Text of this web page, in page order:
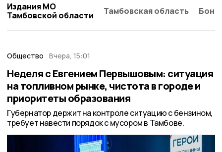
Издания МО
Тамбовской области
Тамбовская область
Общество Вчера, 15:01
Неделя с Евгением Первышовым: ситуация
на топливном рынке, чистота в городе и
приоритеты образования
Губернатор держит на контроле ситуацию с бензином,
требует навести порядок с мусором в Тамбове.